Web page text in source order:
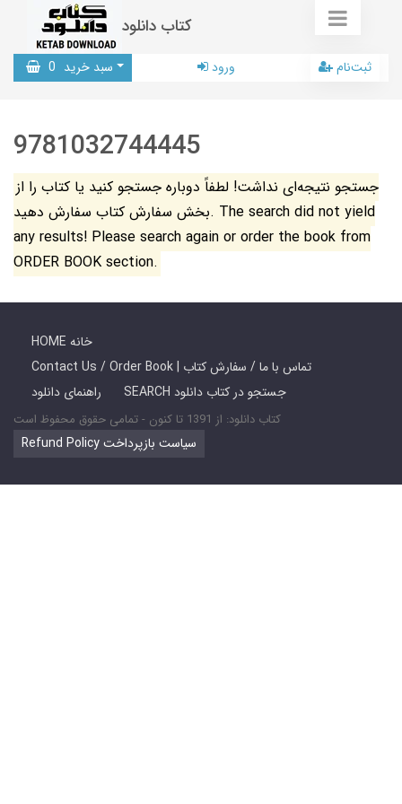
کتاب دانلود
سبد خرید 0 ورود ثبت‌نام
9781032744445
جستجو نتیجه‌ای نداشت! لطفاً دوباره جستجو کنید یا کتاب را از
بخش سفارش کتاب سفارش دهید. The search did not yield
any results! Please search again or order the book from
ORDER BOOK section.
HOME خانه
Contact Us / Order Book | تماس با ما / سفارش کتاب
راهنمای دانلود
SEARCH جستجو در کتاب دانلود
کتاب دانلود: از 1391 تا کنون - تمامی حقوق محفوظ است
Refund Policy سیاست بازپرداخت